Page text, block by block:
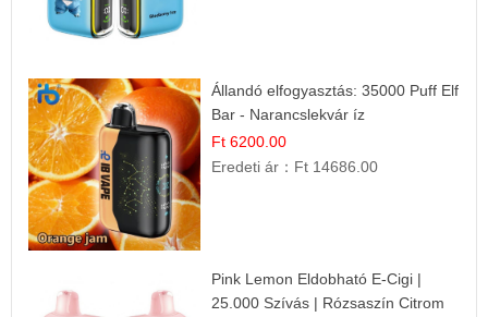
Állandó elfogyasztás: 35000 Puff Elf
Bar - Narancslekvár íz
Ft 6200.00
Eredeti ár： Ft 14686.00
Pink Lemon Eldobható E-Cigi |
25.000 Szívás | Rózsaszín Citrom